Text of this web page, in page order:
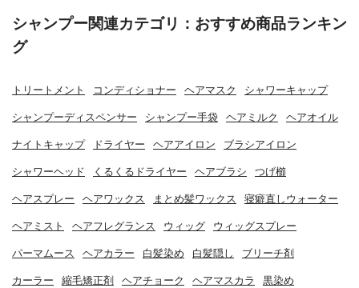
シャンプー関連カテゴリ：おすすめ商品ランキン
グ
トリートメント コンディショナー ヘアマスク シャワーキャップ
シャンプーディスペンサー シャンプー手袋 ヘアミルク ヘアオイル
ナイトキャップ ドライヤー ヘアアイロン ブラシアイロン
シャワーヘッド くるくるドライヤー ヘアブラシ つげ櫛
ヘアスプレー ヘアワックス まとめ髪ワックス 寝癖直しウォーター
ヘアミスト ヘアフレグランス ウィッグ ウィッグスプレー
パーマムース ヘアカラー 白髪染め 白髪隠し ブリーチ剤
カーラー 縮毛矯正剤 ヘアチョーク ヘアマスカラ 黒染め